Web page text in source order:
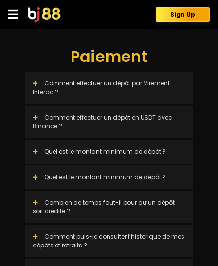
content
Sign Up
Paiement
Comment effectuer un dépôt par Virement
Interac ?
Comment effectuer un dépôt en USDT avec
Binance ?
Quel est le montant minimum de dépôt ?
Quel est le montant minimum de dépôt ?
Combien de temps faut-il pour qu’un dépôt
soit crédité ?
Comment puis-je consulter l’historique de mes
dépôts et retraits ?